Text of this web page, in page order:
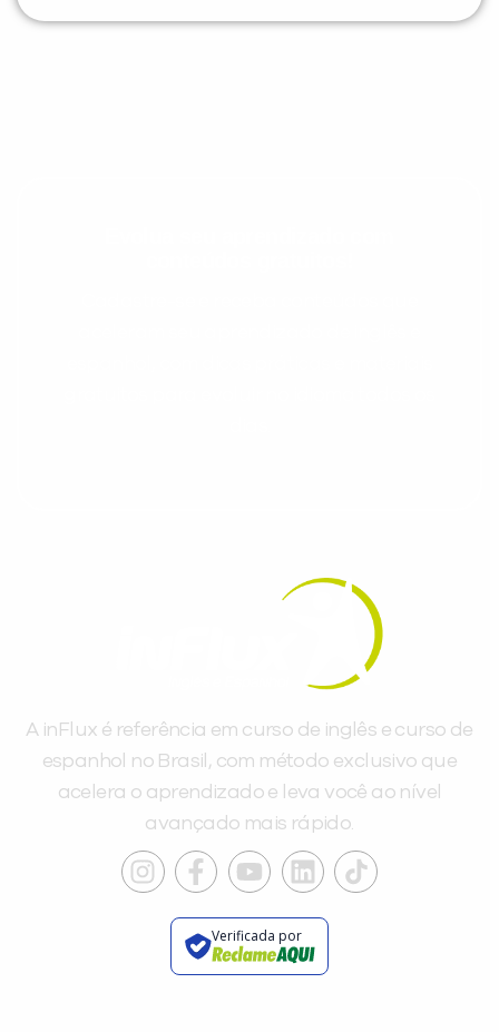
A inFlux é referência em curso de inglês e curso de
espanhol no Brasil, com método exclusivo que
acelera o aprendizado e leva você ao nível
avançado mais rápido.
Verificada por